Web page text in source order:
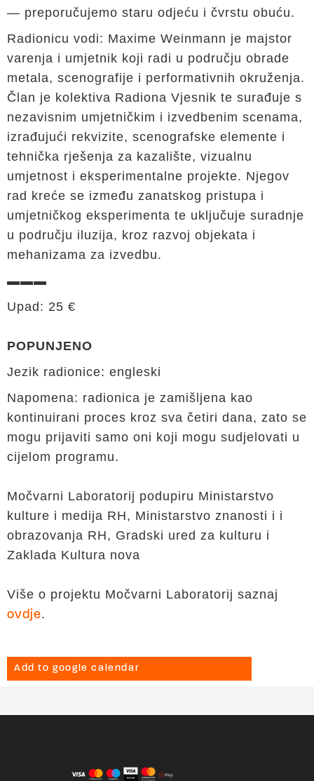
— preporučujemo staru odjeću i čvrstu obuću.
Radionicu vodi: Maxime Weinmann je majstor
varenja i umjetnik koji radi u području obrade
metala, scenografije i performativnih okruženja.
Član je kolektiva Radiona Vjesnik te surađuje s
nezavisnim umjetničkim i izvedbenim scenama,
izrađujući rekvizite, scenografske elemente i
tehnička rješenja za kazalište, vizualnu
umjetnost i eksperimentalne projekte. Njegov
rad kreće se između zanatskog pristupa i
umjetničkog eksperimenta te uključuje suradnje
u području iluzija, kroz razvoj objekata i
mehanizama za izvedbu.
▬▬▬
Upad: 25 €
POPUNJENO
Jezik radionice: engleski
Napomena: radionica je zamišljena kao
kontinuirani proces kroz sva četiri dana, zato se
mogu prijaviti samo oni koji mogu sudjelovati u
cijelom programu.
Močvarni Laboratorij podupiru Ministarstvo
kulture i medija RH, Ministarstvo znanosti i i
obrazovanja RH, Gradski ured za kulturu i
Zaklada Kultura nova
Više o projektu Močvarni Laboratorij saznaj
ovdje.
Add to google calendar